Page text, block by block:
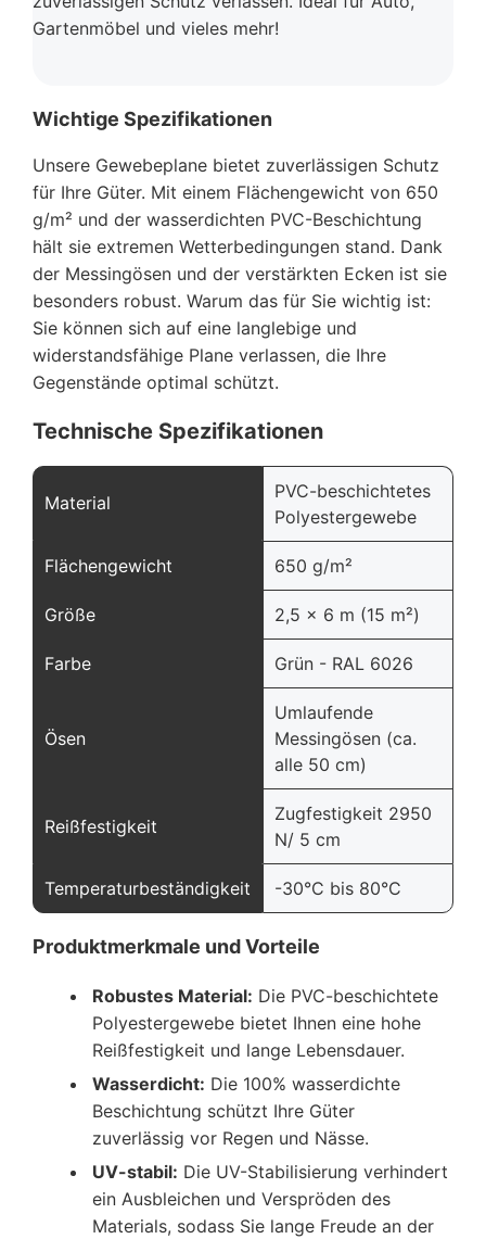
Gartenmöbel und vieles mehr!
Wichtige Spezifikationen
Unsere Gewebeplane bietet zuverlässigen Schutz
für Ihre Güter. Mit einem Flächengewicht von 650
g/m² und der wasserdichten PVC-Beschichtung
hält sie extremen Wetterbedingungen stand. Dank
der Messingösen und der verstärkten Ecken ist sie
besonders robust. Warum das für Sie wichtig ist:
Sie können sich auf eine langlebige und
widerstandsfähige Plane verlassen, die Ihre
Gegenstände optimal schützt.
Technische Spezifikationen
Material
PVC-beschichtetes
Polyestergewebe
Flächengewicht 650 g/m²
Größe 2,5 x 6 m (15 m²)
Farbe Grün - RAL 6026
Ösen
Umlaufende
Messingösen (ca.
alle 50 cm)
Reißfestigkeit
Zugfestigkeit 2950
N/ 5 cm
Temperaturbeständigkeit -30°C bis 80°C
Produktmerkmale und Vorteile
Robustes Material: Die PVC-beschichtete
Polyestergewebe bietet Ihnen eine hohe
Reißfestigkeit und lange Lebensdauer.
Wasserdicht: Die 100% wasserdichte
Beschichtung schützt Ihre Güter
zuverlässig vor Regen und Nässe.
UV-stabil: Die UV-Stabilisierung verhindert
ein Ausbleichen und Verspröden des
Materials, sodass Sie lange Freude an der